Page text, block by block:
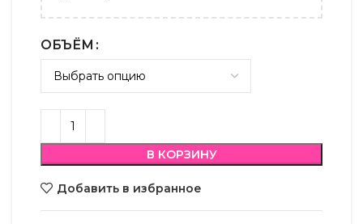
ОБЪЁМ
В КОРЗИНУ
Добавить в избранное